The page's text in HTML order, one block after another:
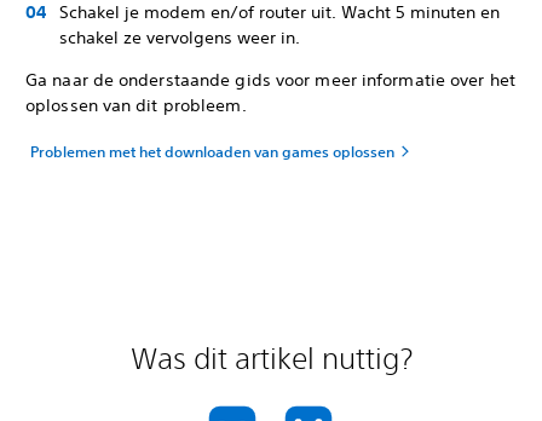
Schakel je modem en/of router uit. Wacht 5 minuten en
schakel ze vervolgens weer in.
Ga naar de onderstaande gids voor meer informatie over het
oplossen van dit probleem.
Problemen met het downloaden van games oplossen
Was dit artikel nuttig?